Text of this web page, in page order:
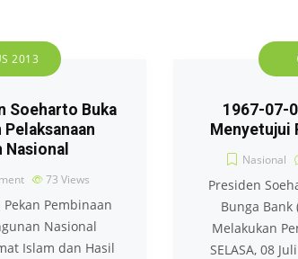
2013
Soeharto Buka
Pelaksanaan
Nasional
73 Views
Pembinaan
Nasional
Islam dan Hasil
1967-07-
Menyetujui
Nasional
Presiden
Bunga
Melakukan
SELASA, 08